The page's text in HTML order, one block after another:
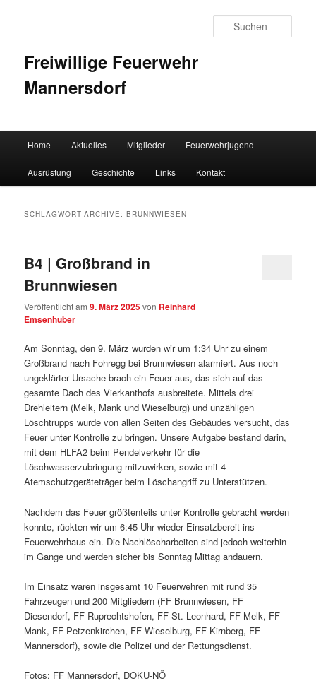
Freiwillige Feuerwehr
Mannersdorf
Zum Inhalt wechseln
Zum sekundären Inhalt wechseln
Home Aktuelles Mitglieder Feuerwehrjugend
Ausrüstung Geschichte Links Kontakt
SCHLAGWORT-ARCHIVE:BRUNNWIESEN
B4 | Großbrand in
Brunnwiesen
Veröffentlicht am9. März 2025von Reinhard
Emsenhuber
Am Sonntag, den 9. März wurden wir um 1:34 Uhr zu einem
Großbrand nach Fohregg bei Brunnwiesen alarmiert. Aus noch
ungeklärter Ursache brach ein Feuer aus, das sich auf das
gesamte Dach des Vierkanthofs ausbreitete. Mittels drei
Drehleitern (Melk, Mank und Wieselburg) und unzähligen
Löschtrupps wurde von allen Seiten des Gebäudes versucht, das
Feuer unter Kontrolle zu bringen. Unsere Aufgabe bestand darin,
mit dem HLFA2 beim Pendelverkehr für die
Löschwasserzubringung mitzuwirken, sowie mit 4
Atemschutzgeräteträger beim Löschangriff zu Unterstützen.
Nachdem das Feuer größtenteils unter Kontrolle gebracht werden
konnte, rückten wir um 6:45 Uhr wieder Einsatzbereit ins
Feuerwehrhaus ein. Die Nachlöscharbeiten sind jedoch weiterhin
im Gange und werden sicher bis Sonntag Mittag andauern.
Im Einsatz waren insgesamt 10 Feuerwehren mit rund 35
Fahrzeugen und 200 Mitgliedern (FF Brunnwiesen, FF
Diesendorf, FF Ruprechtshofen, FF St. Leonhard, FF Melk, FF
Mank, FF Petzenkirchen, FF Wieselburg, FF Kirnberg, FF
Mannersdorf), sowie die Polizei und der Rettungsdienst.
Fotos: FF Mannersdorf, DOKU-NÖ